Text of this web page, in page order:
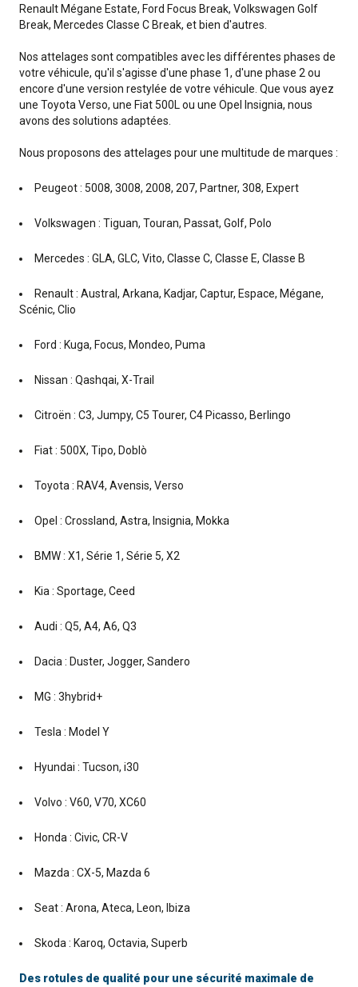
Renault Mégane Estate, Ford Focus Break, Volkswagen Golf
Break, Mercedes Classe C Break, et bien d'autres.
Nos attelages sont compatibles avec les différentes phases de
votre véhicule, qu'il s'agisse d'une phase 1, d'une phase 2 ou
encore d'une version restylée de votre véhicule. Que vous ayez
une Toyota Verso, une Fiat 500L ou une Opel Insignia, nous
avons des solutions adaptées.
Nous proposons des attelages pour une multitude de marques :
Peugeot : 5008, 3008, 2008, 207, Partner, 308, Expert
Volkswagen : Tiguan, Touran, Passat, Golf, Polo
Mercedes : GLA, GLC, Vito, Classe C, Classe E, Classe B
Renault : Austral, Arkana, Kadjar, Captur, Espace, Mégane,
Scénic, Clio
Ford : Kuga, Focus, Mondeo, Puma
Nissan : Qashqai, X-Trail
Citroën : C3, Jumpy, C5 Tourer, C4 Picasso, Berlingo
Fiat : 500X, Tipo, Doblò
Toyota : RAV4, Avensis, Verso
Opel : Crossland, Astra, Insignia, Mokka
BMW : X1, Série 1, Série 5, X2
Kia : Sportage, Ceed
Audi : Q5, A4, A6, Q3
Dacia : Duster, Jogger, Sandero
MG : 3hybrid+
Tesla : Model Y
Hyundai : Tucson, i30
Volvo : V60, V70, XC60
Honda : Civic, CR-V
Mazda : CX-5, Mazda 6
Seat : Arona, Ateca, Leon, Ibiza
Skoda : Karoq, Octavia, Superb
Des rotules de qualité pour une sécurité maximale de